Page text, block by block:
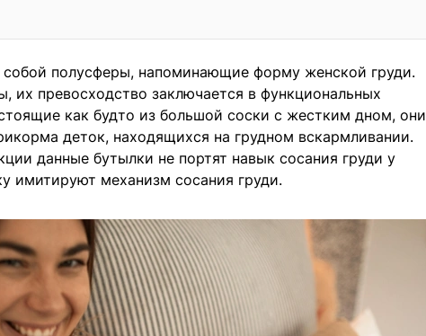
собой полусферы, напоминающие форму женской груди.
превосходство заключается в функциональных
как будто из большой соски с жестким дном, они
деток, находящихся на грудном вскармливании.
данные бутылки не портят навык сосания груди у
имитируют механизм сосания груди.